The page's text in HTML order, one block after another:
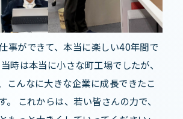
事ができて、本当に楽しい40年間で
時は本当に小さな町工場でしたが、
こんなに大きな企業に成長できたこ
。 これからは、若い皆さんの力で、